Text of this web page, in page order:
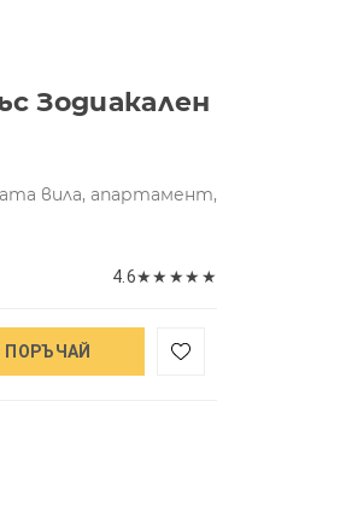
Зодиакален
вила, апартамент,
4.6★★ ★★ ★
ПОРЪЧАЙ